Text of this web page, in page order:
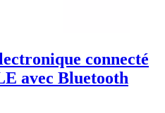
connecté
avec Bluetooth